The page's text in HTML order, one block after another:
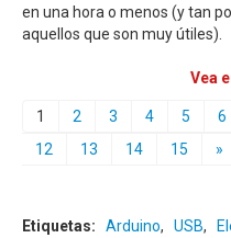
en una hora o menos (y tan
aquellos que son muy útiles).
Vea
1 2 3 4 5 6
12
13 14 15 »
Etiquetas: Arduino, USB,